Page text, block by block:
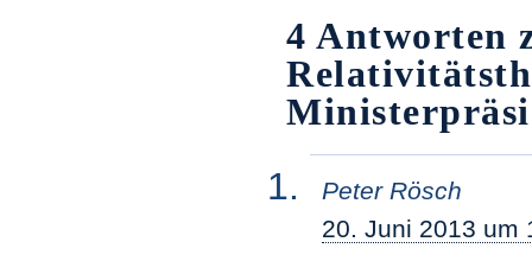
4 Antworten
Peter Rösch
20. Juni 2013 um